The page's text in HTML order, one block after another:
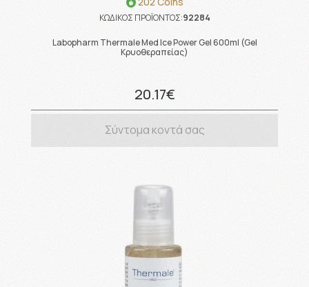
ΚΩΔΙΚΟΣ ΠΡΟΪΟΝΤΟΣ:92284
Labopharm Thermale Med Ice Power Gel 600ml (Gel
Κρυοθεραπείας)
20.17€
Σύντομα κοντά σας